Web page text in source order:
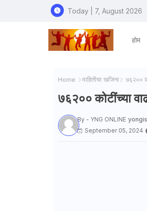
Today | 7, August 2026
होम
Home माहितीचा खजिना ७६२००
७६२०० कोटींच्या
By - YNG ONLINE
September 05, 2024